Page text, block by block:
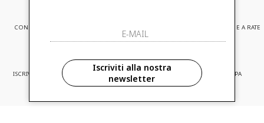
CONSEGNA EXPRESS PAGAMENTI SICURI E A RATE
ISCRIVITI ED ACCEDI A PROMOZIONI
RISERVATE
CONSEGNA IN TUTTA EUROPA
Iscriviti alla nostra
newsletter